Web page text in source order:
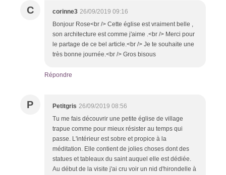
C corinne3 26/09/2019 09:16
Bonjour Rose<br /> Cette église est vraiment belle ,
son architecture est comme j'aime .<br /> Merci pour
le partage de ce bel article.<br /> Je te souhaite une
très bonne journée.<br /> Gros bisous
Répondre
P Petitgris 26/09/2019 08:56
Tu me fais découvrir une petite église de village
trapue comme pour mieux résister au temps qui
passe. L'intérieur est sobre et propice à la
méditation. Elle contient de jolies choses dont des
statues et tableaux du saint auquel elle est dédiée.
Au début de la visite j'ai cru voir un nid d'hirondelle à